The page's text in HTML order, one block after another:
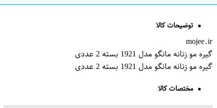
توضیحات کالا
mojee.ir
گیره مو زنانه مانگو مدل 1921 بسته 2 عددی
گیره مو زنانه مانگو مدل 1921 بسته 2 عددی
مختصات کالا